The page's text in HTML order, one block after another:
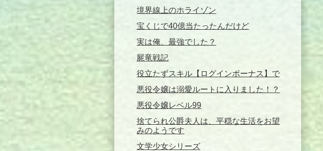
境界線上のホライゾン
宝くじで40億当たったんだけど
実は俺、最強でした？
屍竜戦記
役立たずスキル【ログインボーナス】で
悪役令嬢は溺愛ルートに入りました！？
悪役令嬢レベル99
捨てられ公爵夫人は、平穏な生活をお望
みのようです
文学少女シリーズ